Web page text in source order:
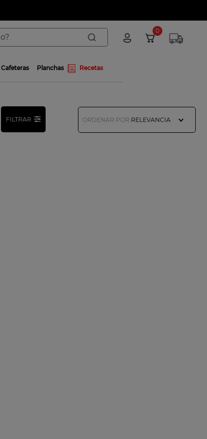
0
Cafeteras Planchas Recetas
FILTRAR ORDENAR POR RELEVANCIA